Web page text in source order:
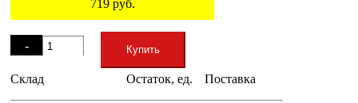
719руб.
-
+
Купить
Склад Остаток, ед. Поставка